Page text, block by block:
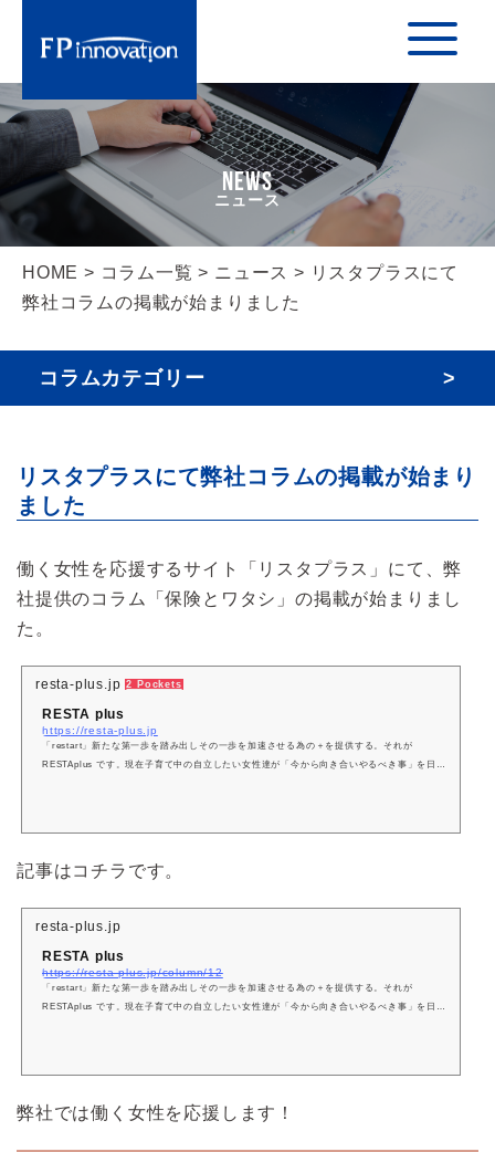
NEWS
HOME > コラム一覧 > ニュース > リスタプラスにて
弊社コラムの掲載が始まりました
コラムカテゴリー
リスタプラスにて弊社コラムの掲載が始まり
ました
働く女性を応援するサイト「リスタプラス」にて、弊
社提供のコラム「保険とワタシ」の掲載が始まりまし
た。
resta-plus.jp 2 Pockets
RESTA plus
https://resta-plus.jp
「restart」新たな第一歩を踏み出しその一歩を加速させる為の＋を提供する。それが
RESTAplus です。現在子育て中の自立したい女性達が「今から向き合いやるべき事」を日本
記事はコチラです。
resta-plus.jp
RESTA plus
https://resta-plus.jp/column/12
「restart」新たな第一歩を踏み出しその一歩を加速させる為の＋を提供する。それが
RESTAplus です。現在子育て中の自立したい女性達が「今から向き合いやるべき事」を日本
弊社では働く女性を応援します！